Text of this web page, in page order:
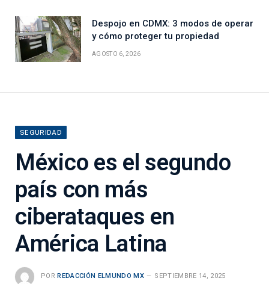
Despojo en CDMX: 3 modos de operar
y cómo proteger tu propiedad
AGOSTO 6, 2026
SEGURIDAD
México es el segundo
país con más
ciberataques en
América Latina
POR REDACCIÓN ELMUNDO MX SEPTIEMBRE 14, 2025